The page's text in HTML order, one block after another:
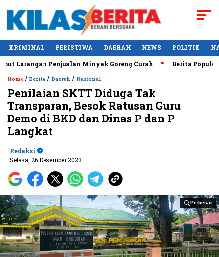
KRIMINAL PERISTIWA DAERAH NEWS POLITIK
Penjualan Minyak Goreng Curah Berita Populer: Uji
Home / Berita / Daerah / Nasional
Penilaian SKTT Diduga Tak
Transparan, Besok Ratusan Guru
Demo di BKD dan Dinas P dan P
Langkat
Redaksi
Selasa, 26 Desember 2023
Perbesar
Perbesar